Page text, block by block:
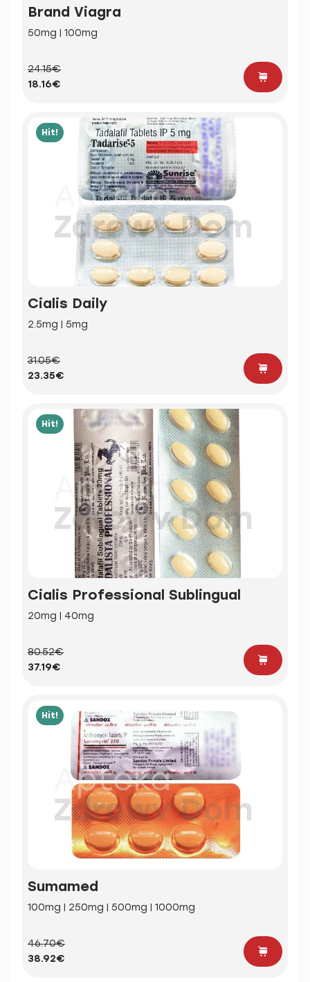
Brand Viagra
50mg | 100mg
24.15€
18.16€
Hit!
Cialis Daily
2.5mg | 5mg
31.05€
23.35€
Hit!
Cialis Professional Sublingual
20mg | 40mg
80.52€
37.19€
Hit!
Sumamed
100mg | 250mg | 500mg | 1000mg
46.70€
38.92€